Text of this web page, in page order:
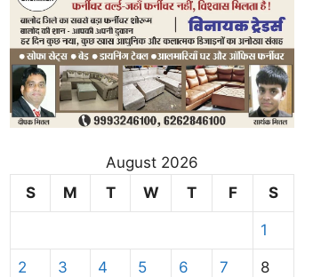
August 2026
S
M T W T F S
1
2 3 4 5 6 7 8